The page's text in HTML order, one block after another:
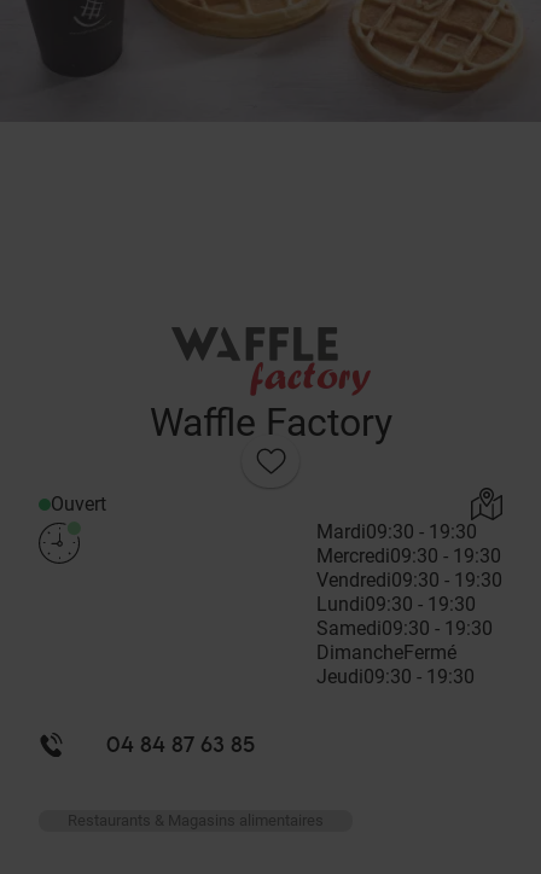
Waffle Factory
Ouvert
Mardi09:30 - 19:30
Mercredi09:30 - 19:30
Vendredi09:30 - 19:30
Lundi09:30 - 19:30
Samedi09:30 - 19:30
DimancheFermé
Jeudi09:30 - 19:30
04 84 87 63 85
Restaurants & Magasins alimentaires